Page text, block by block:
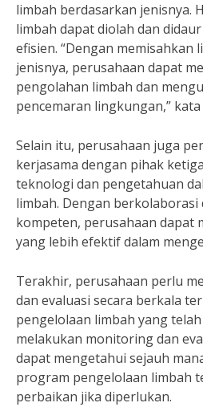
limbah berdasarkan jenisnya.
limbah dapat diolah dan
efisien. “Dengan memisahkan
jenisnya, perusahaan dapat
pengolahan limbah dan
pencemaran lingkungan,”
Selain itu, perusahaan juga
kerjasama dengan pihak
teknologi dan pengetahuan
limbah. Dengan
kompeten, perusahaan dapat
yang lebih efektif dalam
Terakhir, perusahaan perlu
dan evaluasi secara berkala
pengelolaan limbah yang
melakukan monitoring dan
dapat mengetahui sejauh
program pengelolaan limbah
perbaikan jika diperlukan.